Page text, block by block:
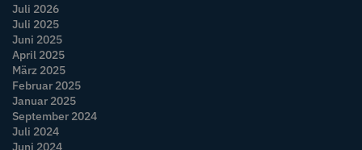
Juli 2026
Juli 2025
Juni 2025
April 2025
März 2025
Februar 2025
Januar 2025
September 2024
Juli 2024
Juni 2024